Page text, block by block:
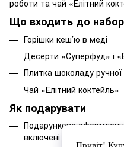
роботи та чай «Елітний
Що входить до
Горішки кеш’ю в меді
Десерти «Суперфуд» і
Плитка шоколаду
Чай «Елітний коктейль»
Як подарувати
Подарункове
включені у вартість